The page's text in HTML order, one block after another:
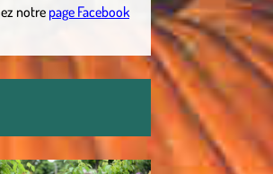
notre page Facebook